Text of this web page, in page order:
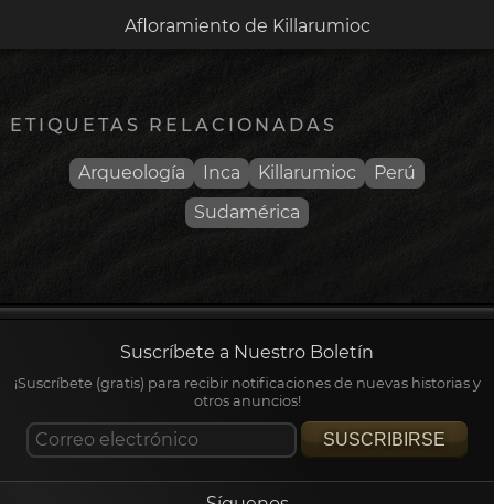
Afloramiento de Killarumioc
ETIQUETAS RELACIONADAS
Arqueología Inca Killarumioc
Perú
Sudamérica
Suscríbete a Nuestro Boletín
¡Suscríbete (gratis) para recibir notificaciones de nuevas historias y
otros anuncios!
SUSCRIBIRSE